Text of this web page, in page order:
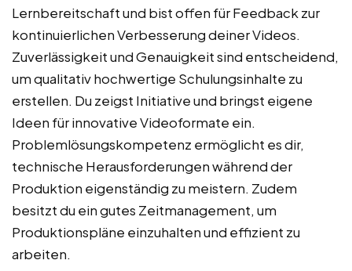
Lernbereitschaft und bist offen für Feedback zur
kontinuierlichen Verbesserung deiner Videos.
Zuverlässigkeit und Genauigkeit sind entscheidend,
um qualitativ hochwertige Schulungsinhalte zu
erstellen. Du zeigst Initiative und bringst eigene
Ideen für innovative Videoformate ein.
Problemlösungskompetenz ermöglicht es dir,
technische Herausforderungen während der
Produktion eigenständig zu meistern. Zudem
besitzt du ein gutes Zeitmanagement, um
Produktionspläne einzuhalten und effizient zu
arbeiten.